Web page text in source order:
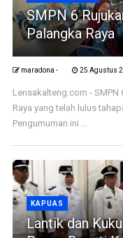
SMPN 6
Palangka Raya
maradona - 25 Agustus
Lensakalteng.com -
Raya yang telah lulus
Pengumuman ini ...
KAPUAS
Lantik dan